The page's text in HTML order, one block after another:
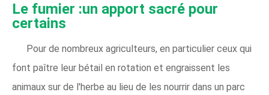
Le fumier :un apport sacré pour
certains
Pour de nombreux agriculteurs, en particulier ceux qui
font paître leur bétail en rotation et engraissent les
animaux sur de l'herbe au lieu de les nourrir dans un parc